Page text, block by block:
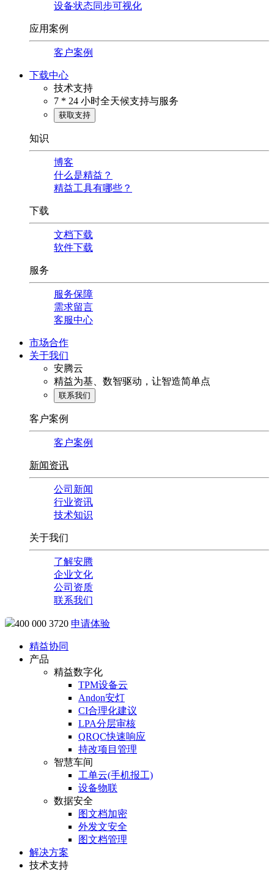
设备状态同步可视化
应用案例
客户案例
下载中心
技术支持
7 * 24 小时全天候支持与服务
获取支持
知识
博客
什么是精益？
精益工具有哪些？
下载
文档下载
软件下载
服务
服务保障
需求留言
客服中心
市场合作
关于我们
安腾云
精益为基、数智驱动，让智造简单点
联系我们
客户案例
客户案例
新闻资讯
公司新闻
行业资讯
技术知识
关于我们
了解安腾
企业文化
公司资质
联系我们
400 000 3720 申请体验
精益协同
产品
精益数字化
TPM设备云
Andon安灯
CI合理化建议
LPA分层审核
QRQC快速响应
持改项目管理
智慧车间
工单云(手机报工)
设备物联
数据安全
图文档加密
外发文安全
图文档管理
解决方案
技术支持